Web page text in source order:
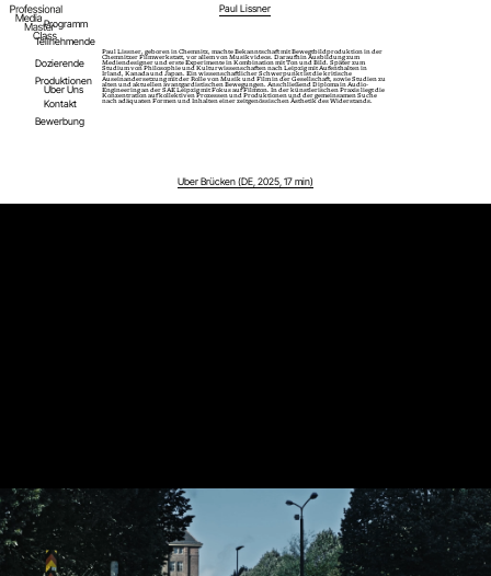
Paul Lissner
Programm
Teilnehmende
Dozierende
Produktionen
Über Uns
Kontakt
Bewerbung
Paul Lissner, geboren in Chemnitz, machte Bekanntschaft mit Bewegtbildproduktion in der
Chemnitzer Filmwerkstatt, vor allem von Musikvideos. Daraufhin Ausbildung zum
Mediendesigner und erste Experimente in Kombination mit Ton und Bild. Später zum
Studium von Philosophie und Kulturwissenschaften nach Leipzig mit Aufenthalten in
Irland, Kanada und Japan. Ein wissenschaftlicher Schwerpunkt ist die kritische
Auseinandersetzung mit der Rolle von Musik und Film in der Gesellschaft, sowie Studien zu
alten und aktuellen avantgardistischen Bewegungen. Anschließend Diploma in Audio-
Engineering an der SAE Leipzig mit Fokus auf Filmton. In der künstlerischen Praxis liegt die
Konzentration auf kollektiven Prozessen und Produktionen und der gemeinsamen Suche
nach adäquaten Formen und Inhalten einer zeitgenössischen Ästhetik des Widerstands.
Über Brücken (DE, 2025, 17 min)